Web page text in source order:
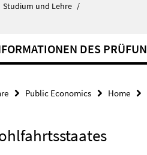
Studium und Lehre /
DES
Public Economics Home